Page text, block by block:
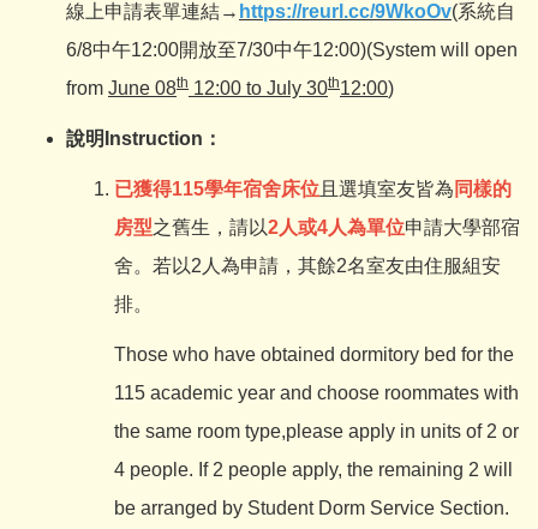
線上申請表單連結→ https://reurl.cc/9WkoOv(系統自
6/8中午12:00開放至7/30中午12:00)(System will open
from June 08th 12:00 to July 30th12:00)
說明 Instruction ：
已獲得115學年宿舍床位 且選填室友皆為 同樣的
房型之舊生，請以2人或4人為單位申請大學部宿
舍。若以2人為申請，其餘2名室友由住服組安
排。
Those who have obtained dormitory bed for the
115 academic year and choose roommates with
the same room type,please apply in units of 2 or
4 people. If 2 people apply, the remaining 2 will
be arranged by Student Dorm Service Section.